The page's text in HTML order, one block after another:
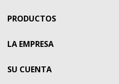
PRODUCTOS
LA EMPRESA
SU CUENTA